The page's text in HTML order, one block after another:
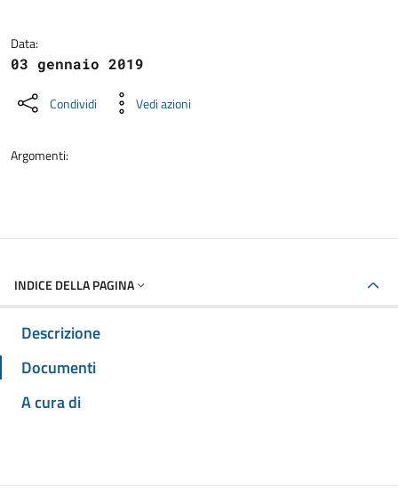
Data:
03 gennaio 2019
Condividi Vedi azioni
Argomenti:
INDICE DELLA PAGINA
Descrizione
Documenti
A cura di